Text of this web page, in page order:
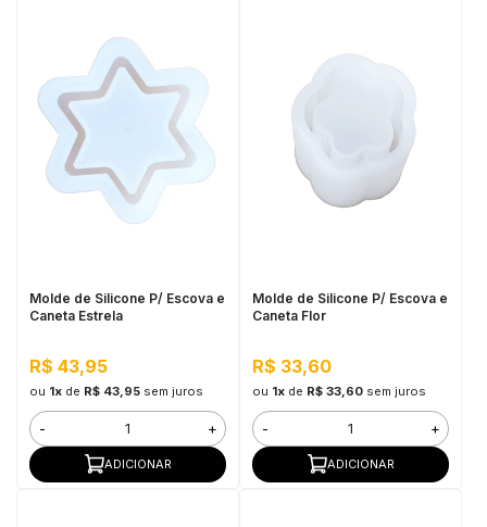
Molde de Silicone P/ Escova e
Caneta Estrela
R$ 43,95
ou 1xde R$ 43,95 sem juros
- +
ADICIONAR
Molde de Silicone P/ Escova e
Caneta Flor
R$ 33,60
ou 1xde R$ 33,60 sem juros
- +
ADICIONAR